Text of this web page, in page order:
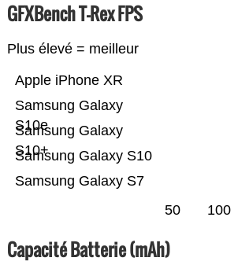
GFXBench T-Rex FPS
Plus élevé = meilleur
Samsung Galaxy S7
Samsung Galaxy S10
Samsung Galaxy
S10+
Samsung Galaxy
S10e
Apple iPhone XR
50 100
Capacité Batterie (mAh)